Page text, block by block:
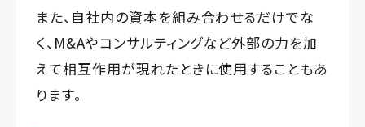
また、自社内の資本を組み合わせるだけでな
く、M&Aやコンサルティングなど外部の力を加
えて相互作用が現れたときに使用することもあ
ります。